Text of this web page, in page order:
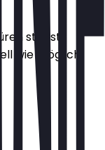
stehst,
wie möglich.